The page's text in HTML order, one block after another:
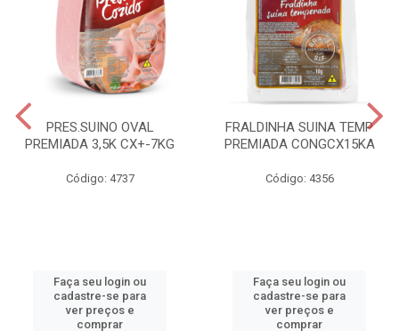
PRES.SUINO OVAL
PREMIADA 3,5K CX+-7KG
Código: 4737
Faça seu login ou
cadastre-se para
ver preços e
comprar
FRALDINHA SUINA TEMP
PREMIADA CONGCX15KA
Código: 4356
Faça seu login ou
cadastre-se para
ver preços e
comprar